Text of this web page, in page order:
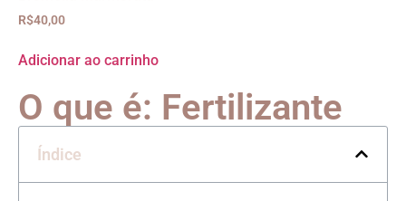
R$40,00
Adicionar ao carrinho
O que é: Fertilizante
Índice